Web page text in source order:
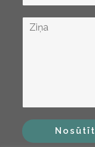
Nosūtīt